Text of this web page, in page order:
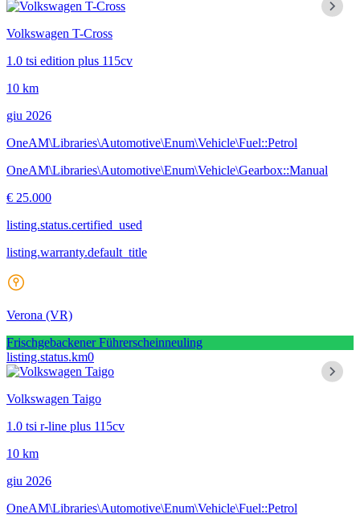
Volkswagen T-Cross
1.0 tsi edition plus 115cv
10 km
giu 2026
OneAM\Libraries\Automotive\Enum\Vehicle\Fuel::Petrol
OneAM\Libraries\Automotive\Enum\Vehicle\Gearbox::Manual
€ 25.000
listing.status.certified_used
listing.warranty.default_title
Verona (VR)
Frischgebackener Führerscheinneuling
listing.status.km0
Volkswagen Taigo
1.0 tsi r-line plus 115cv
10 km
giu 2026
OneAM\Libraries\Automotive\Enum\Vehicle\Fuel::Petrol